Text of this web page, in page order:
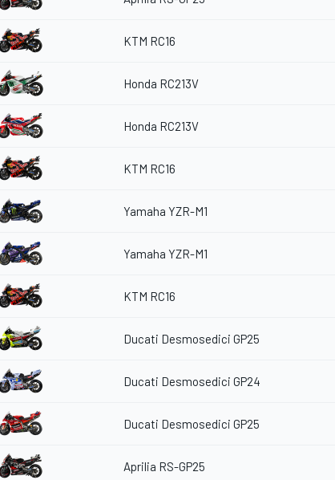
KTM RC16
Honda RC213V
Honda RC213V
KTM RC16
Yamaha YZR-M1
Yamaha YZR-M1
KTM RC16
Ducati Desmosedici GP25
Ducati Desmosedici GP24
Ducati Desmosedici GP25
Aprilia RS-GP25